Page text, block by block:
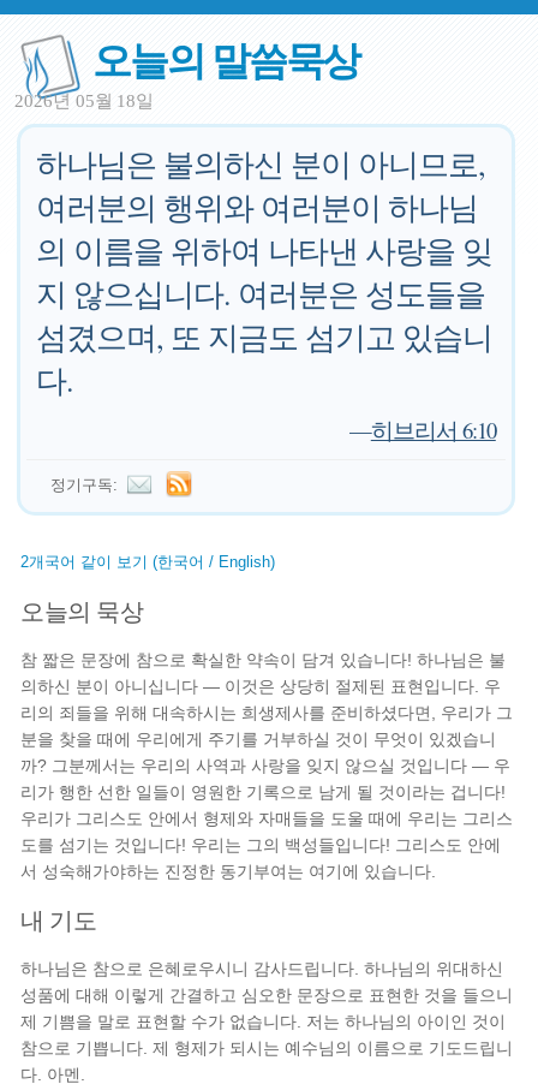
오늘의 말씀묵상
2026년 05월 18일
하나님은 불의하신 분이 아니므로,
여러분의 행위와 여러분이 하나님
의 이름을 위하여 나타낸 사랑을 잊
지 않으십니다. 여러분은 성도들을
섬겼으며, 또 지금도 섬기고 있습니
다.
—히브리서 6:10
정기구독:
2개국어 같이 보기 (한국어 / English)
오늘의 묵상
참 짧은 문장에 참으로 확실한 약속이 담겨 있습니다! 하나님은 불
의하신 분이 아니십니다 — 이것은 상당히 절제된 표현입니다. 우
리의 죄들을 위해 대속하시는 희생제사를 준비하셨다면, 우리가 그
분을 찾을 때에 우리에게 주기를 거부하실 것이 무엇이 있겠습니
까? 그분께서는 우리의 사역과 사랑을 잊지 않으실 것입니다 — 우
리가 행한 선한 일들이 영원한 기록으로 남게 될 것이라는 겁니다!
우리가 그리스도 안에서 형제와 자매들을 도울 때에 우리는 그리스
도를 섬기는 것입니다! 우리는 그의 백성들입니다! 그리스도 안에
서 성숙해가야하는 진정한 동기부여는 여기에 있습니다.
내 기도
하나님은 참으로 은혜로우시니 감사드립니다. 하나님의 위대하신
성품에 대해 이렇게 간결하고 심오한 문장으로 표현한 것을 들으니
제 기쁨을 말로 표현할 수가 없습니다. 저는 하나님의 아이인 것이
참으로 기쁩니다. 제 형제가 되시는 예수님의 이름으로 기도드립니
다. 아멘.